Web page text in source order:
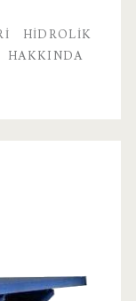
HIDROLIK